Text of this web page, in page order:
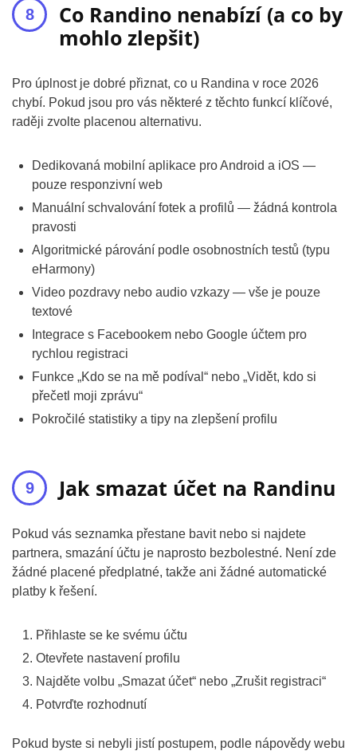
Co Randino nenabízí (a co by
mohlo zlepšit)
Pro úplnost je dobré přiznat, co u Randina v roce 2026
chybí. Pokud jsou pro vás některé z těchto funkcí klíčové,
raději zvolte placenou alternativu.
Dedikovaná mobilní aplikace pro Android a iOS —
pouze responzivní web
Manuální schvalování fotek a profilů — žádná kontrola
pravosti
Algoritmické párování podle osobnostních testů (typu
eHarmony)
Video pozdravy nebo audio vzkazy — vše je pouze
textové
Integrace s Facebookem nebo Google účtem pro
rychlou registraci
Funkce „Kdo se na mě podíval“ nebo „Vidět, kdo si
přečetl moji zprávu“
Pokročilé statistiky a tipy na zlepšení profilu
Jak smazat účet na Randinu
Pokud vás seznamka přestane bavit nebo si najdete
partnera, smazání účtu je naprosto bezbolestné. Není zde
žádné placené předplatné, takže ani žádné automatické
platby k řešení.
Přihlaste se ke svému účtu
Otevřete nastavení profilu
Najděte volbu „Smazat účet“ nebo „Zrušit registraci“
Potvrďte rozhodnutí
Pokud byste si nebyli jistí postupem, podle nápovědy webu